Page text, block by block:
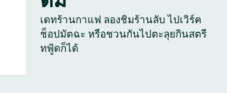
เดทร้านกาแฟ ลองชิมร้านลับ ไปเวิร์ค
ช็อปมัตฉะ หรือชวนกันไปตะลุยกินสตรี
ทฟู้ดก็ได้